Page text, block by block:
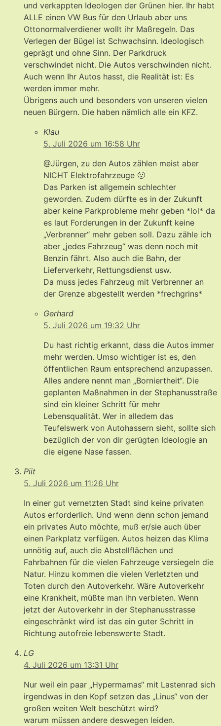
und verkappten Ideologen der Grünen hier. Ihr habt
ALLE einen VW Bus für den Urlaub aber uns
Ottonormalverdiener wollt ihr Maßregeln. Das
Verlegen der Bügel ist Schwachsinn. Ideologisch
geprägt und ohne Sinn. Der Parkdruck
verschwindet nicht. Die Autos verschwinden nicht.
Auch wenn Ihr Autos hasst, die Realität ist: Es
werden immer mehr.
Übrigens auch und besonders von unseren vielen
neuen Bürgern. Die haben nämlich alle ein KFZ.
Klau
5. Juli 2026 um 16:58 Uhr
@Jürgen, zu den Autos zählen meist aber
NICHT Elektrofahrzeuge 🙁
Das Parken ist allgemein schlechter
geworden. Zudem dürfte es in der Zukunft
aber keine Parkprobleme mehr geben *lol* da
es laut Forderungen in der Zukunft keine
„Verbrenner“ mehr geben soll. Dazu zähle ich
aber „jedes Fahrzeug“ was denn noch mit
Benzin fährt. Also auch die Bahn, der
Lieferverkehr, Rettungsdienst usw.
Da muss jedes Fahrzeug mit Verbrenner an
der Grenze abgestellt werden *frechgrins*
Gerhard
5. Juli 2026 um 19:32 Uhr
Du hast richtig erkannt, dass die Autos immer
mehr werden. Umso wichtiger ist es, den
öffentlichen Raum entsprechend anzupassen.
Alles andere nennt man „Borniertheit“. Die
geplanten Maßnahmen in der Stephanusstraße
sind ein kleiner Schritt für mehr
Lebensqualität. Wer in alledem das
Teufelswerk von Autohassern sieht, sollte sich
bezüglich der von dir gerügten Ideologie an
die eigene Nase fassen.
Piit
5. Juli 2026 um 11:26 Uhr
In einer gut vernetzten Stadt sind keine privaten
Autos erforderlich. Und wenn denn schon jemand
ein privates Auto möchte, muß er/sie auch über
einen Parkplatz verfügen. Autos heizen das Klima
unnötig auf, auch die Abstellflächen und
Fahrbahnen für die vielen Fahrzeuge versiegeln die
Natur. Hinzu kommen die vielen Verletzten und
Toten durch den Autoverkehr. Wäre Autoverkehr
eine Krankheit, müßte man ihn verbieten. Wenn
jetzt der Autoverkehr in der Stephanusstrasse
eingeschränkt wird ist das ein guter Schritt in
Richtung autofreie lebenswerte Stadt.
LG
4. Juli 2026 um 13:31 Uhr
Nur weil ein paar „Hypermamas“ mit Lastenrad sich
irgendwas in den Kopf setzen das „Linus“ von der
großen weiten Welt beschützt wird?
warum müssen andere deswegen leiden.